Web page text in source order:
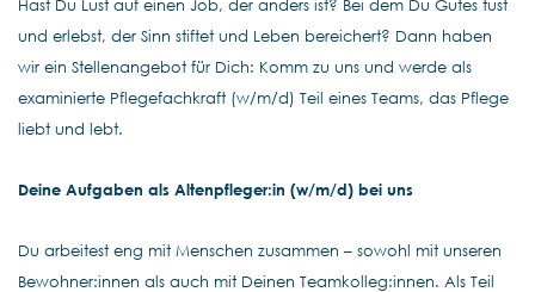
Hast Du Lust auf einen Job, der anders ist? Bei dem Du Gutes tust
und erlebst, der Sinn stiftet und Leben bereichert? Dann haben
wir ein Stellenangebot für Dich: Komm zu uns und werde als
examinierte Pflegefachkraft (w/m/d) Teil eines Teams, das Pflege
liebt und lebt.
Deine Aufgaben als Altenpfleger:in (w/m/d) bei uns
Du arbeitest eng mit Menschen zusammen – sowohl mit unseren
Bewohner:innen als auch mit Deinen Teamkolleg:innen. Als Teil